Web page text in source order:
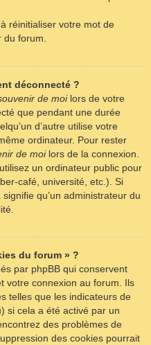
réinitialiser votre mot de
du forum.
déconnecté ?
de moilors de votre
que pendant une durée
d’autre utilise votre
ordinateur. Pour rester
de moilors de la connexion.
un ordinateur public pour
café, université, etc.). Si
qu’un administrateur du
du forum » ?
par phpBB qui conservent
votre connexion au forum. Ils
telles que les indicateurs de
si cela a été activé par un
des problèmes de
des cookies pourrait